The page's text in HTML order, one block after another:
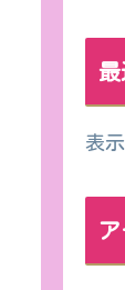
表